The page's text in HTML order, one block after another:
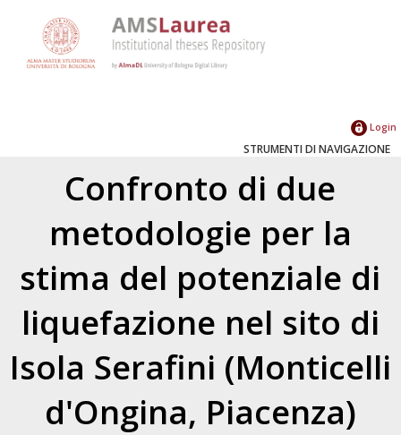
Login
STRUMENTI DI NAVIGAZIONE
Confronto di due
metodologie per la
stima del potenziale di
liquefazione nel sito di
Isola Serafini (Monticelli
d'Ongina, Piacenza)